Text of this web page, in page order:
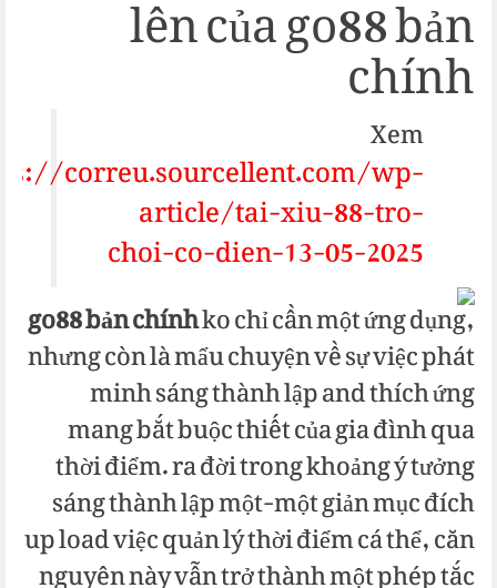
lên của go88 bản
chính
Xem
correu.sourcellent.com/wp-
article/tai-xiu-88-tro-
choi-co-dien-13-05-2025
go88 bản chínhko chỉ cần một ứng dụng,
nhưng còn là mẩu chuyện về sự việc phát
minh sáng thành lập and thích ứng
mang bắt buộc thiết của gia đình qua
thời điểm. ra đời trong khoảng ý tưởng
sáng thành lập một-một giản mục đích
up load việc quản lý thời điểm cá thể, căn